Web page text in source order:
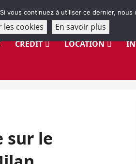
CRÉDIT LOCATION
sur le
vous continuez à utiliser ce dernier,
les cookies En savoir plus